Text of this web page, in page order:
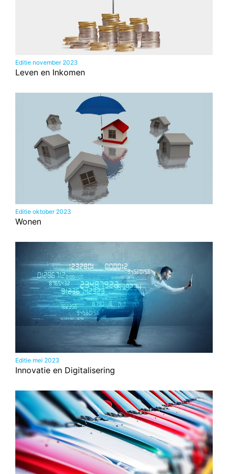
Editie november 2023
Leven en Inkomen
Editie oktober 2023
Wonen
Editie mei 2023
Innovatie en Digitalisering